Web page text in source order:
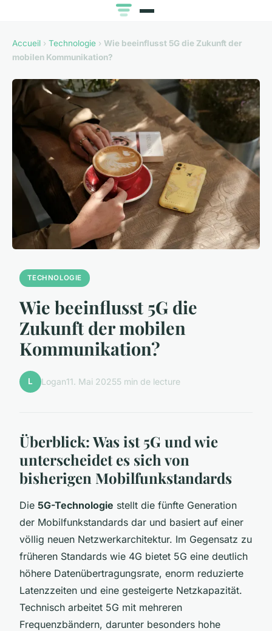
Accueil › Technologie › Wie beeinflusst 5G die Zukunft der
mobilen Kommunikation?
TECHNOLOGIE
Wie beeinflusst 5G die
Zukunft der mobilen
Kommunikation?
L Logan11. Mai 20255 min de lecture
Überblick: Was ist 5G und wie
unterscheidet es sich von
bisherigen Mobilfunkstandards
Die 5G-Technologie stellt die fünfte Generation
der Mobilfunkstandards dar und basiert auf einer
völlig neuen Netzwerkarchitektur. Im Gegensatz zu
früheren Standards wie 4G bietet 5G eine deutlich
höhere Datenübertragungsrate, enorm reduzierte
Latenzzeiten und eine gesteigerte Netzkapazität.
Technisch arbeitet 5G mit mehreren
Frequenzbändern, darunter besonders hohe